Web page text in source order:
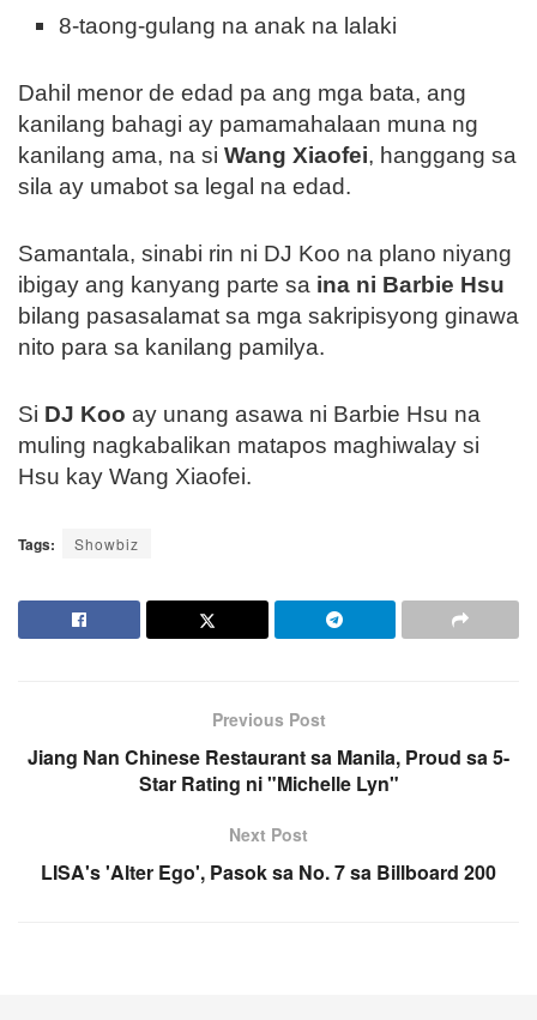
8-taong-gulang na anak na lalaki
Dahil menor de edad pa ang mga bata, ang
kanilang bahagi ay pamamahalaan muna ng
kanilang ama, na si Wang Xiaofei, hanggang sa
sila ay umabot sa legal na edad.
Samantala, sinabi rin ni DJ Koo na plano niyang
ibigay ang kanyang parte sa ina ni Barbie Hsu
bilang pasasalamat sa mga sakripisyong ginawa
nito para sa kanilang pamilya.
Si DJ Koo ay unang asawa ni Barbie Hsu na
muling nagkabalikan matapos maghiwalay si
Hsu kay Wang Xiaofei.
Tags: Showbiz
Previous Post
Jiang Nan Chinese Restaurant sa Manila, Proud sa 5-
Star Rating ni "Michelle Lyn"
Next Post
LISA's 'Alter Ego', Pasok sa No. 7 sa Billboard 200